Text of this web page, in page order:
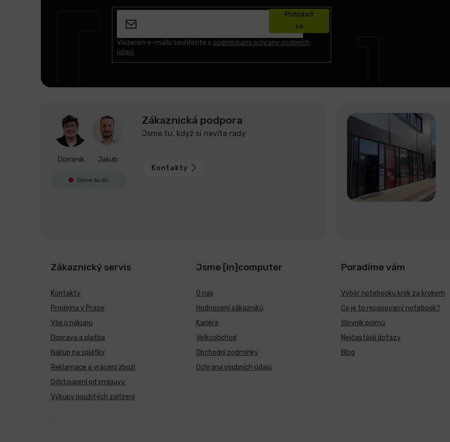
Vložením e-mailu souhlasíte s podmínkami ochrany osobních
údajů
Přihlásit
se
Dominik Jakub
Jsme tu do
Zákaznická podpora
Jsme tu, když si nevíte rady
Kontakty
Zákaznický servis
Kontakty
Prodejna v Praze
Vše o nákupu
Doprava a platba
Nákup na splátky
Reklamace a vrácení zboží
Odstoupení od smlouvy
Výkupy použitých zařízení
Jsme [in]computer
O nás
Hodnocení zákazníků
Kariéra
Velkoobchod
Obchodní podmínky
Ochrana osobních údajů
Poradíme vám
Výběr notebooku krok za krokem
Co je to repasovaný notebook?
Slovník pojmů
Nejčastější dotazy
Blog